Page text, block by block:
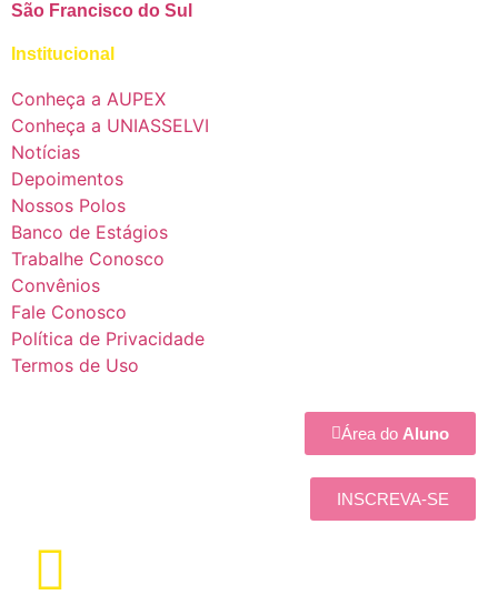
São Francisco do Sul
Institucional
Conheça a AUPEX
Conheça a UNIASSELVI
Notícias
Depoimentos
Nossos Polos
Banco de Estágios
Trabalhe Conosco
Convênios
Fale Conosco
Política de Privacidade
Termos de Uso
Área do Aluno
INSCREVA-SE